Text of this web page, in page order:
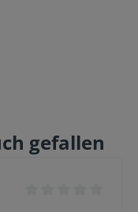
gefallen